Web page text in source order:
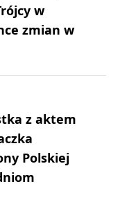
w
zmian w
z aktem
Polskiej